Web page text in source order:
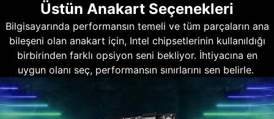
Üstün Anakart Seçenekleri
Bilgisayarında performansın temeli ve tüm parçaların ana
bileşeni olan anakart için, Intel chipsetlerinin kullanıldığı
birbirinden farklı opsiyon seni bekliyor. İhtiyacına en
uygun olanı seç, performansın sınırlarını sen belirle.